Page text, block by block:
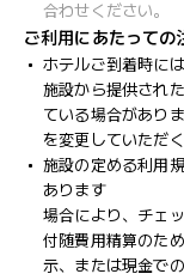
合わせください。
ご利用にあたっての
ホテルご到着時に
施設から提供され
ている場合があり
を変更していただ
施設の定める利用
あります
場合により、チェ
付随費用精算のた
示、または現金で